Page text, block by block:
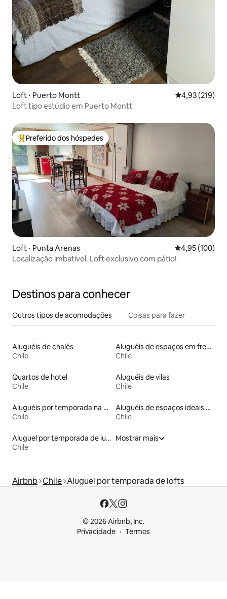
Loft ⋅ Puerto Montt 4,93 de uma
4,93 (219)
Loft tipo estúdio em Puerto Montt
Entre os melhores preferidos dos hóspedes
Preferido dos hóspedes
Loft ⋅ Punta Arenas 4,95 de uma
4,95 (100)
Localização imbatível. Loft exclusivo com pátio!
Destinos para conhecer
Outros tipos de acomodações Coisas para fazer
Aluguéis de chalés
Chile
Aluguéis de espaços em frente à praia
Chile
Quartos de hotel
Chile
Aluguéis de vilas
Chile
Aluguéis por temporada na orla
Chile
Aluguéis de espaços ideais para famílias
Chile
Aluguel por temporada de iurtas
Chile
Mostrar mais
Airbnb Chile Aluguel por temporada de lofts
© 2026 Airbnb, Inc.
Privacidade
Termos